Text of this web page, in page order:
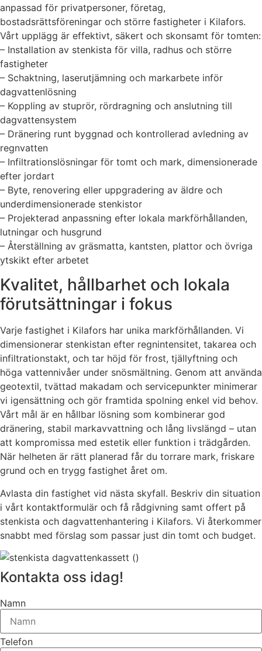
anpassad för privatpersoner, företag,
bostadsrättsföreningar och större fastigheter i Kilafors.
Vårt upplägg är effektivt, säkert och skonsamt för tomten:
– Installation av stenkista för villa, radhus och större
fastigheter
– Schaktning, laserutjämning och markarbete inför
dagvattenlösning
– Koppling av stuprör, rördragning och anslutning till
dagvattensystem
– Dränering runt byggnad och kontrollerad avledning av
regnvatten
– Infiltrationslösningar för tomt och mark, dimensionerade
efter jordart
– Byte, renovering eller uppgradering av äldre och
underdimensionerade stenkistor
– Projekterad anpassning efter lokala markförhållanden,
lutningar och husgrund
– Återställning av gräsmatta, kantsten, plattor och övriga
ytskikt efter arbetet
Kvalitet, hållbarhet och lokala
förutsättningar i fokus
Varje fastighet i Kilafors har unika markförhållanden. Vi
dimensionerar stenkistan efter regnintensitet, takarea och
infiltrationstakt, och tar höjd för frost, tjällyftning och
höga vattennivåer under snösmältning. Genom att använda
geotextil, tvättad makadam och servicepunkter minimerar
vi igensättning och gör framtida spolning enkel vid behov.
Vårt mål är en hållbar lösning som kombinerar god
dränering, stabil markavvattning och lång livslängd – utan
att kompromissa med estetik eller funktion i trädgården.
När helheten är rätt planerad får du torrare mark, friskare
grund och en trygg fastighet året om.
Avlasta din fastighet vid nästa skyfall. Beskriv din situation
i vårt kontaktformulär och få rådgivning samt offert på
stenkista och dagvattenhantering i Kilafors. Vi återkommer
snabbt med förslag som passar just din tomt och budget.
Kontakta oss idag!
Namn
Telefon